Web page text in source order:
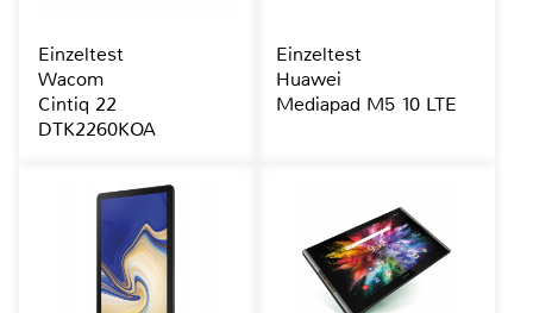
Einzeltest
Wacom
Cintiq 22
DTK2260KOA
Einzeltest
Huawei
Mediapad M5 10 LTE